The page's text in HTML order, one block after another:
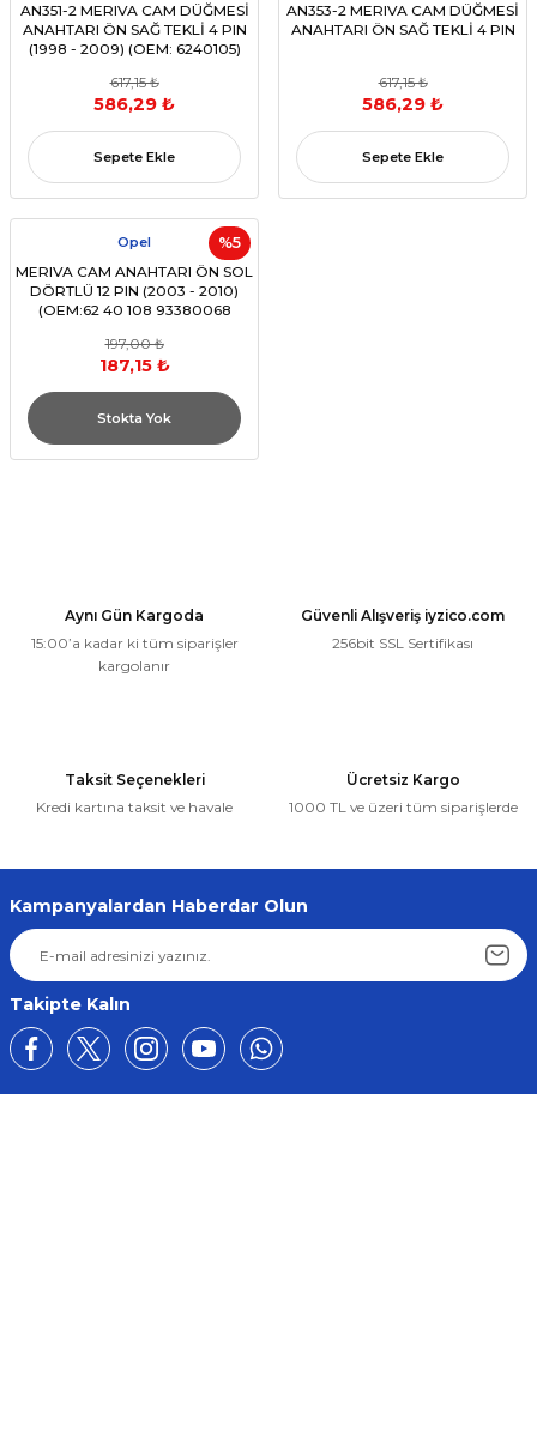
AN351-2 MERIVA CAM DÜĞMESİ
ANAHTARI ÖN SAĞ TEKLİ 4 PIN
(1998 - 2009) (OEM: 6240105)
617,15 ₺
586,29 ₺
Sepete Ekle
AN353-2 MERIVA CAM DÜĞMESİ
ANAHTARI ÖN SAĞ TEKLİ 4 PIN
617,15 ₺
586,29 ₺
Sepete Ekle
%5
Opel
MERIVA CAM ANAHTARI ÖN SOL
DÖRTLÜ 12 PIN (2003 - 2010)
(OEM:62 40 108 93380068
197,00 ₺
187,15 ₺
Stokta Yok
Aynı Gün Kargoda
15:00’a kadar ki tüm siparişler
kargolanır
Güvenli Alışveriş iyzico.com
256bit SSL Sertifikası
Taksit Seçenekleri
Kredi kartına taksit ve havale
Ücretsiz Kargo
1000 TL ve üzeri tüm siparişlerde
Kampanyalardan Haberdar Olun
Takipte Kalın